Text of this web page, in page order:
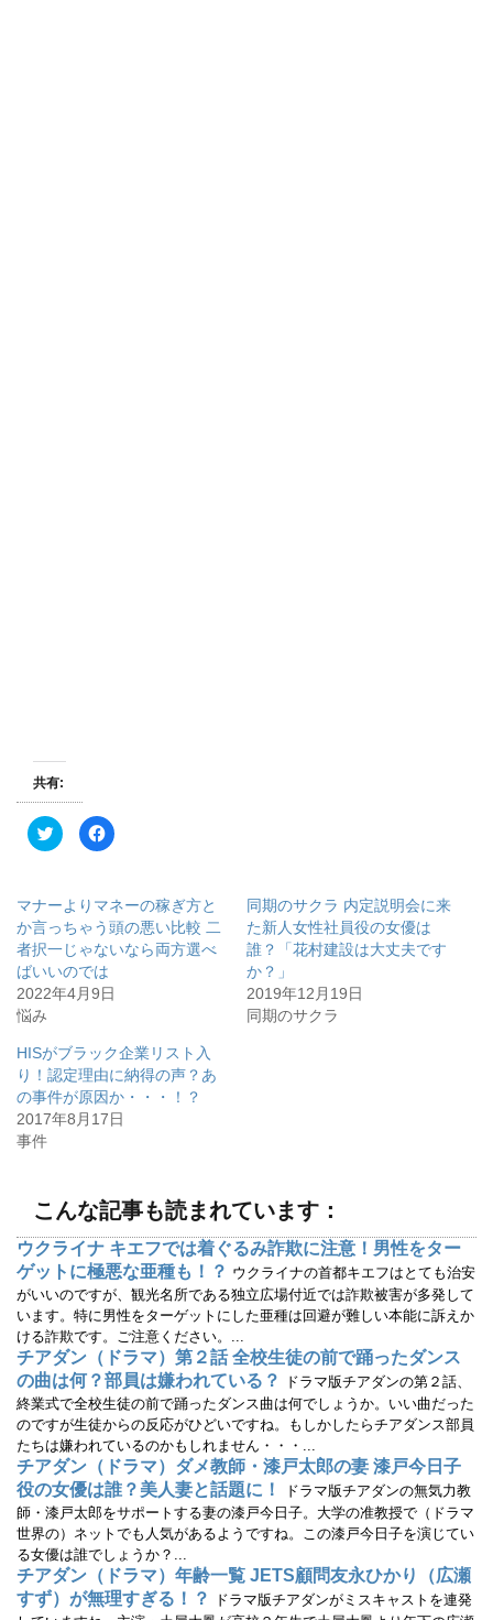
共有:
ク
リ
T
w
i
t
e
r
で
新
し
い
ウ
ィ
ン
ま
す
F
a
o
k
で
共
す
る
に
ッ
ク
し
て
く
だ
い
ウ
ィ
ン
ド
ウ
で
開
き
ま
マナーよりマネーの稼ぎ方と
か言っちゃう頭の悪い比較 二
者択一じゃないなら両方選べ
ばいいのでは
2022年4月9日
悩み
同期のサクラ 内定説明会に来
た新人女性社員役の女優は
誰？「花村建設は大丈夫です
か？」
2019年12月19日
同期のサクラ
HISがブラック企業リスト入
り！認定理由に納得の声？あ
の事件が原因か・・・！？
2017年8月17日
事件
こんな記事も読まれています：
ウクライナ キエフでは着ぐるみ詐欺に注意！男性をター
ゲットに極悪な亜種も！？ ウクライナの首都キエフはとても治安
がいいのですが、観光名所である独立広場付近では詐欺被害が多発して
います。特に男性をターゲットにした亜種は回避が難しい本能に訴えか
ける詐欺です。ご注意ください。...
チアダン（ドラマ）第２話 全校生徒の前で踊ったダンス
の曲は何？部員は嫌われている？
ドラマ版チアダンの第２話、
終業式で全校生徒の前で踊ったダンス曲は何でしょうか。いい曲だった
のですが生徒からの反応がひどいですね。もしかしたらチアダンス部員
たちは嫌われているのかもしれません・・・...
チアダン（ドラマ）ダメ教師・漆戸太郎の妻 漆戸今日子
役の女優は誰？美人妻と話題に！
ドラマ版チアダンの無気力教
師・漆戸太郎をサポートする妻の漆戸今日子。大学の准教授で（ドラマ
世界の）ネットでも人気があるようですね。この漆戸今日子を演じてい
る女優は誰でしょうか？...
チアダン（ドラマ）年齢一覧 JETS顧問友永ひかり（広瀬
すず）が無理すぎる！？
ドラマ版チアダンがミスキャストを連発